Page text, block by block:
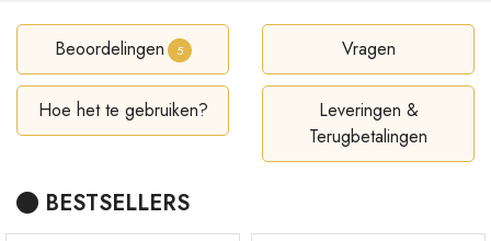
Beoordelingen 5 Vragen
Hoe het te gebruiken?
Leveringen &
Terugbetalingen
BESTSELLERS